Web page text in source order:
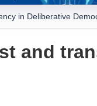
in Deliberative
and